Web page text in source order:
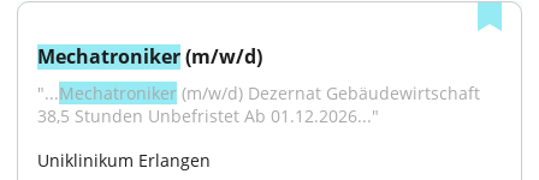
Mechatroniker (m/w/d)
"...Mechatroniker (m/w/d) Dezernat Gebäudewirtschaft
38,5 Stunden Unbefristet Ab 01.12.2026..."
Uniklinikum Erlangen